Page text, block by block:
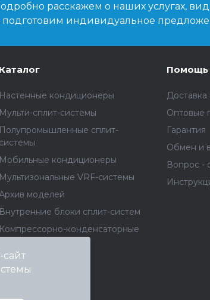
расскажем о наших услугах,
подготовим индивидуальное
Каталог
Настенные кондиционеры
Мульти-сплит-системы
Полупромышленные сплит-
системы
Мобильные кондиционеры
Мультизональные VRF-системы
моделей
Внутренние блоки сплит-систем
Компрессорно-конденсаторные
Помощь
Доставка
Оптовые
Гарантия
Обмен и
Вопрос -
сайт